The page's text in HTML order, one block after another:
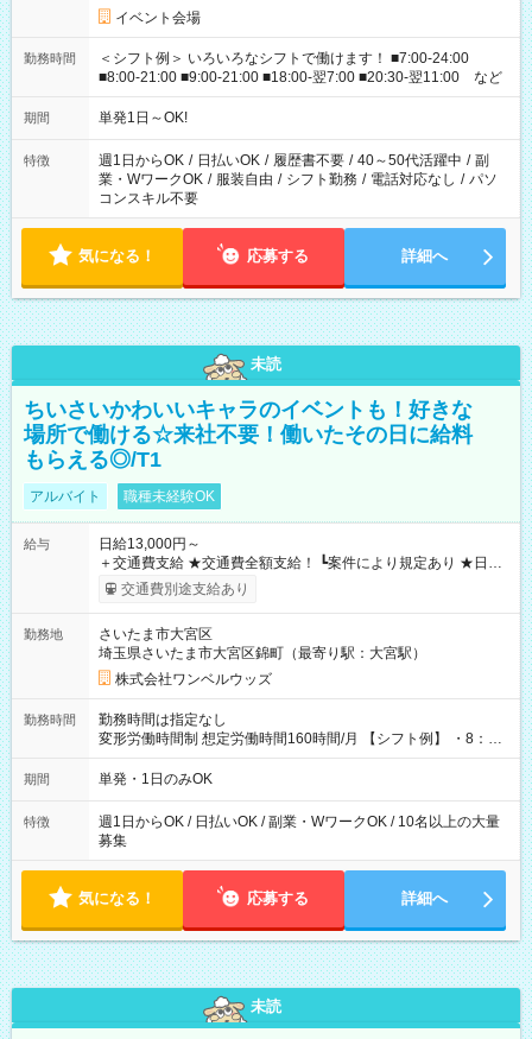
イベント会場
勤務時間
＜シフト例＞ いろいろなシフトで働けます！ ■7:00-24:00
■8:00-21:00 ■9:00-21:00 ■18:00-翌7:00 ■20:30-翌11:00 など
期間 単発1日～OK!
特徴 週1日からOK / 日払いOK / 履歴書不要 / 40～50代活躍中 / 副
業・WワークOK / 服装自由 / シフト勤務 / 電話対応なし / パソ
コンスキル不要
気になる！ 応募する 詳細へ
未読
ちいさいかわいいキャラのイベントも！好きな
場所で働ける☆来社不要！働いたその日に給料
もらえる◎/T1
アルバイト 職種未経験OK
給与
日給13,000円～
＋交通費支給 ★交通費全額支給！ ┗案件により規定あり ★日払
いOK！（規定あり） ┗働いたその日に現金GET♪ お仕事後はコ
ンビニATMから 日払い分を引き落とせます！ 【試用期間】試
交通費別途支給あり
勤務地
さいたま市大宮区
埼玉県さいたま市大宮区錦町（最寄り駅：大宮駅）
株式会社ワンベルウッズ
勤務時間
勤務時間は指定なし
変形労働時間制 想定労働時間160時間/月 【シフト例】 ・8：00
～21：00
期間 単発・1日のみOK
特徴
週1日からOK / 日払いOK / 副業・WワークOK / 10名以上の大量
募集
気になる！ 応募する 詳細へ
未読